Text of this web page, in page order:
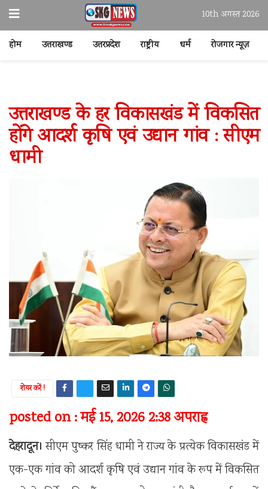
10th अगस्त 2026
होम उत्तराखण्ड उत्तरप्रदेश राष्ट्रीय धर्म रोजगार न्यूज़
उत्तराखण्ड के हर विकासखंड में विकसित
होंगे आदर्श कृषि एवं उद्यान गांव : सीएम
धामी
शेयर करें !
posted on : मई 15, 2026 2:38 अपराह्न
देहरादून। सीएम पुष्कर सिंह धामीने राज्य के प्रत्येक विकासखंड में
एक-एक गांव को आदर्श कृषि एवं उद्यान गांव के रूप में विकसित